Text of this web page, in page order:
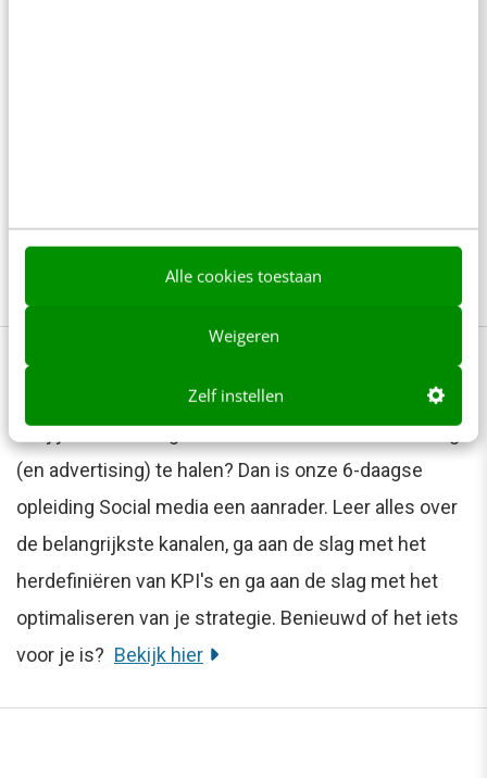
Alle cookies toestaan
Weigeren
Zelf instellen
manier, zorgen voor betrokkenheid,draagvlak
en minder weerstand.
Neem je strategie onder de loep
Wil jij leren om nóg meer uit social media marketing
(en advertising) te halen? Dan is onze 6-daagse
opleiding Social media een aanrader. Leer alles over
de belangrijkste kanalen, ga aan de slag met het
herdefiniëren van KPI's en ga aan de slag met het
optimaliseren van je strategie. Benieuwd of het iets
voor je is? Bekijk hier